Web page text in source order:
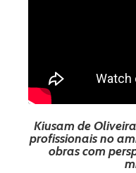
Kiusam de
profissionais no
obras com